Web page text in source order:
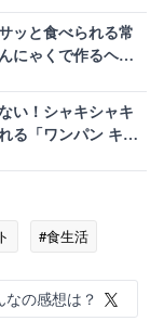
ッと食べられる常
にゃくで作るヘル
い！シャキシャキ
る「ワンパン キャ
#食生活
なの感想は？